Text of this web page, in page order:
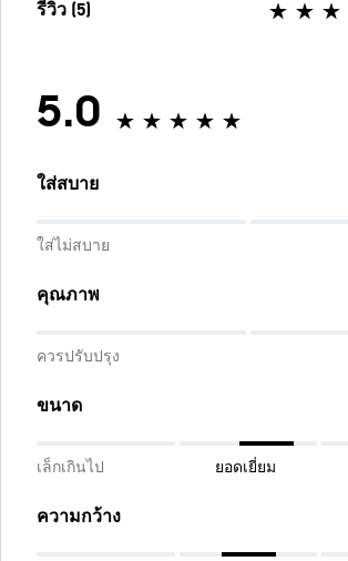
รีวิว (5)
5.0
ใส่สบาย
ใส่ไม่สบาย
คุณภาพ
ควรปรับปรุง
ขนาด
เล็กเกินไป ยอดเยี่ยม
ความกว้าง